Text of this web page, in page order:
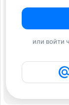
или войти